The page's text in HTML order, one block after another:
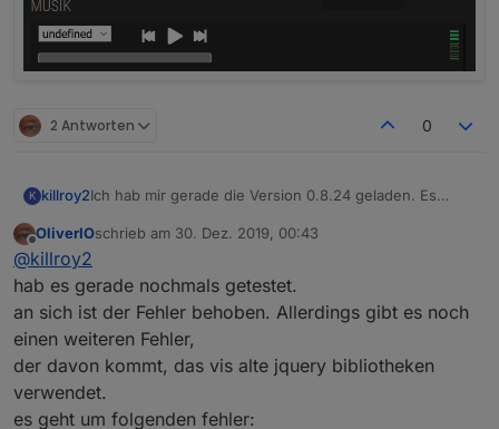
2 Antworten 0
K killroy2Ich hab mir gerade die Version 0.8.24 geladen. Es
grünen Balken wird die Eingabe verworfen.
Oder muss ich noch zusätzlich etwas beachten damit
das Widget ein Update erfährt?
Offline
OliverIOschrieb am 30. Dez. 2019, 00:43
zuletzt editiert von
@killroy2
hab es gerade nochmals getestet.
an sich ist der Fehler behoben. Allerdings gibt es noch
einen weiteren Fehler,
der davon kommt, das vis alte jquery bibliotheken
verwendet.
es geht um folgenden fehler: